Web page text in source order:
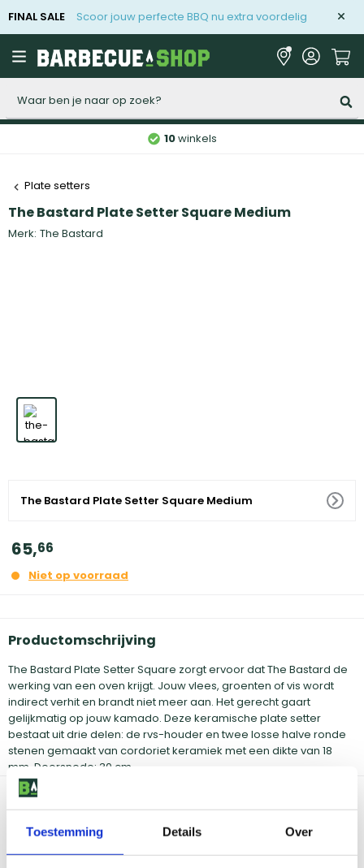
Toestemming Details Over
FINAL SALE Scoor jouw perfecte BBQ nu extra voordelig
10winkels
Plate setters
The Bastard Plate Setter Square Medium
Merk: The Bastard
The Bastard Plate Setter Square Medium
65,66
Niet op voorraad
Productomschrijving
The Bastard Plate Setter Square zorgt ervoor dat The Bastard de
werking van een oven krijgt. Jouw vlees, groenten of vis wordt
indirect verhit en brandt niet meer aan. Het gerecht gaart
gelijkmatig op jouw kamado. Deze keramische plate setter
bestaat uit drie delen: de rvs-houder en twee losse halve ronde
stenen gemaakt van cordoriet keramiek met een dikte van 18
mm. Doorsnede: 30 cm
Bekijk dit product in onze winkels
Amsterdam
Eindhoven